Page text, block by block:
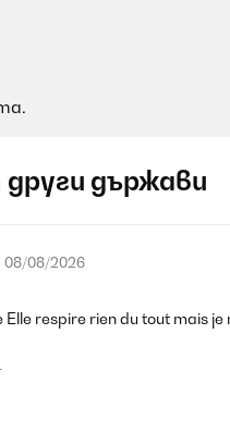
държави
08/08/2026
respire rien du tout mais